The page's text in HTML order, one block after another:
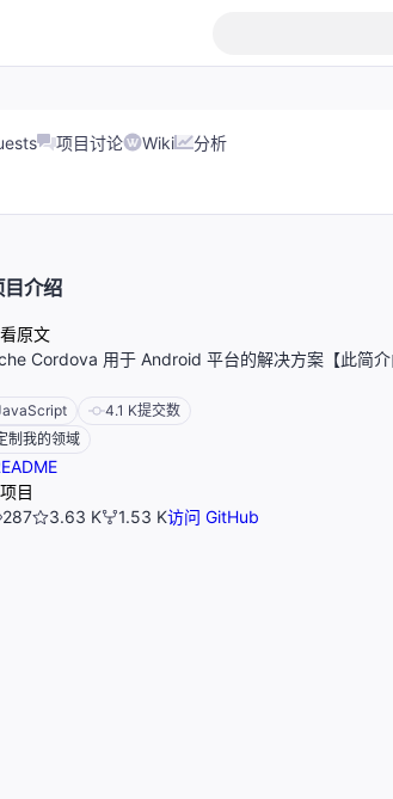
项目讨论 Wiki 分析
目介绍
原文
Cordova 用于 Android 平台的解决方案【此简介
4.1 K提交数
制我的领域
目
287
3.63 K 1.53 K访问 GitHub